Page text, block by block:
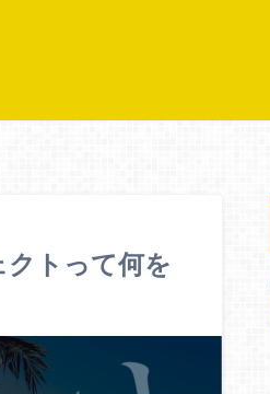
クトって何を